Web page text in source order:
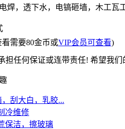
，透下水，电镐砸墙，木工瓦
看需要80金币或VIP会员可查看)
任何保证或连带责任! 希望我们
刮大白，乳胶...
冷维修
保洁，擦玻璃